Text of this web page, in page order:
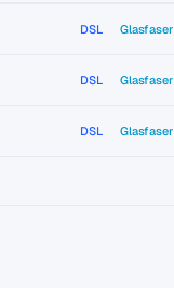
DSL Glasfaser
DSL Glasfaser
DSL Glasfaser